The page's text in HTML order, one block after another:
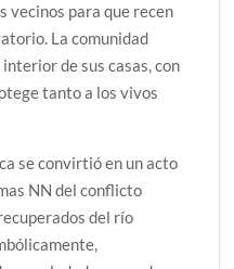
vecinos para que recen
La comunidad
de sus casas, con
tanto a los vivos
se convirtió en un acto
NN del conflicto
del río